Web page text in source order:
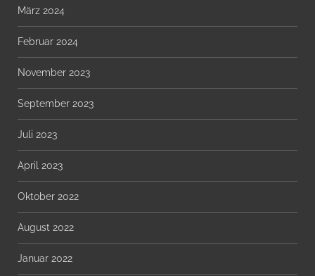
März 2024
Februar 2024
November 2023
September 2023
Juli 2023
April 2023
Oktober 2022
August 2022
Januar 2022